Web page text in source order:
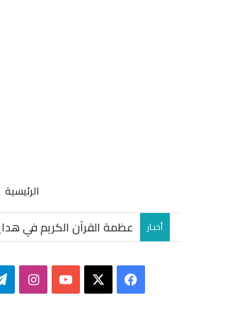
الرئيسية
أخبـار الصيف ووهمُ الرّاحة
Facebook
YouTube